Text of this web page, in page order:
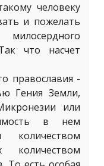
человеку
и пожелать
что насчет
православия -
Гения Земли,
или
в нем